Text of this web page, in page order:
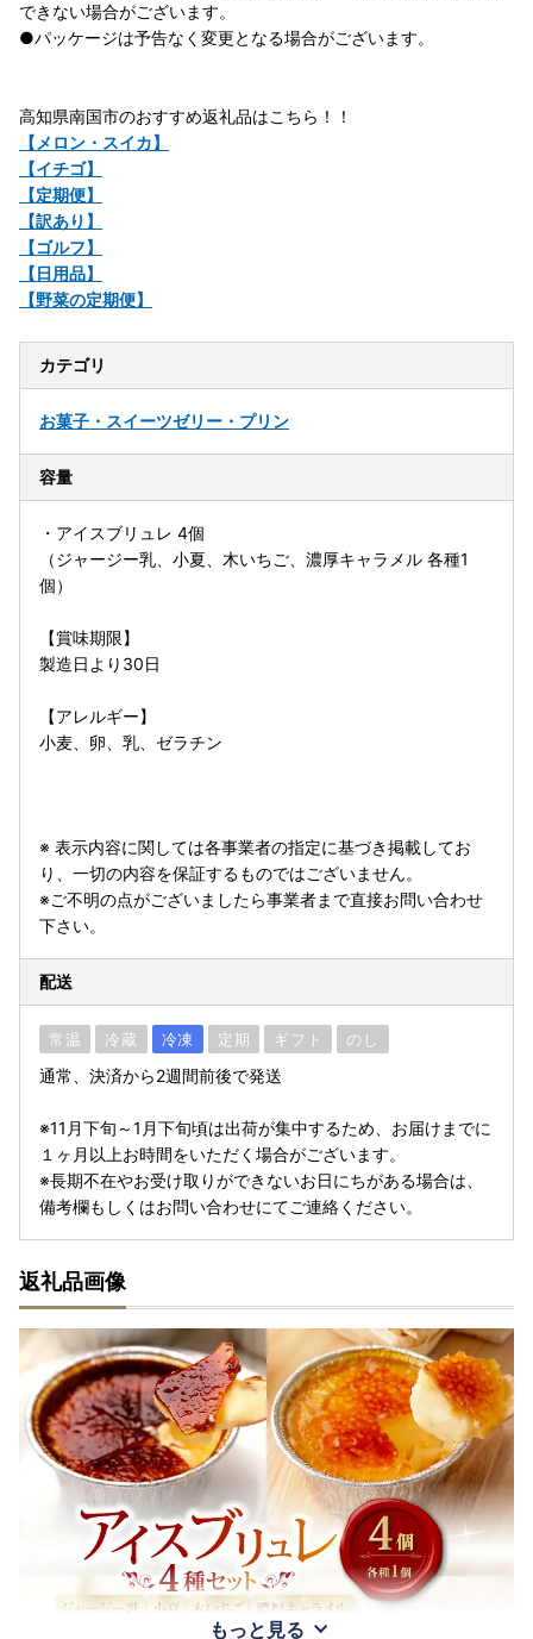
できない場合がございます。
●パッケージは予告なく変更となる場合がございます。
高知県南国市のおすすめ返礼品はこちら！！
【メロン・スイカ】
【イチゴ】
【定期便】
【訳あり】
【ゴルフ】
【日用品】
【野菜の定期便】
カテゴリ
お菓子・スイーツゼリー・プリン
容量
・アイスブリュレ 4個
（ジャージー乳、小夏、木いちご、濃厚キャラメル 各種1
個）
【賞味期限】
製造日より30日
【アレルギー】
小麦、卵、乳、ゼラチン
※ 表示内容に関しては各事業者の指定に基づき掲載してお
り、一切の内容を保証するものではございません。
※ご不明の点がございましたら事業者まで直接お問い合わせ
下さい。
配送
常温 冷蔵 冷凍 定期 ギフト のし
通常、決済から2週間前後で発送
※11月下旬～1月下旬頃は出荷が集中するため、お届けまでに
１ヶ月以上お時間をいただく場合がございます。
※長期不在やお受け取りができないお日にちがある場合は、
備考欄もしくはお問い合わせにてご連絡ください。
返礼品画像
もっと見る